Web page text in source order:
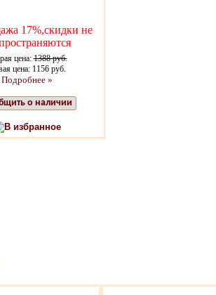
17%,скидки не
цена:1388 руб.
цена: 1156 руб.
Подробнее »
о наличии
В избранное